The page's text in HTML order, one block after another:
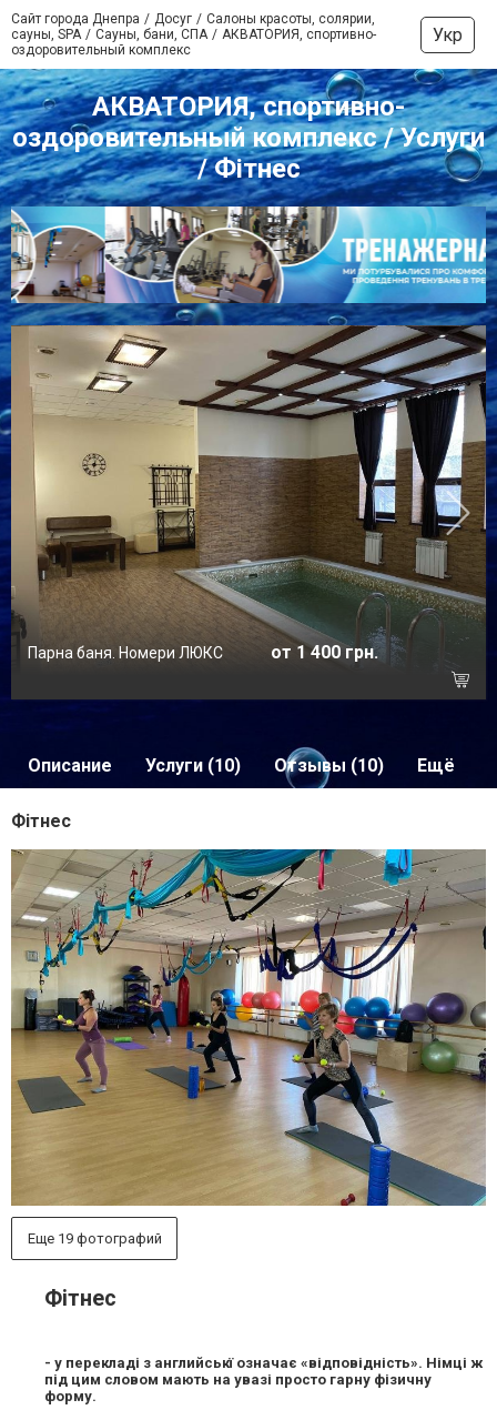
Сайт города Днепра Досуг
Салоны красоты, солярии,
сауны, SPA
Сауны, бани, СПА
АКВАТОРИЯ, спортивно-
оздоровительный комплекс
Укр
АКВАТОРИЯ, спортивно-
оздоровительный комплекс / Услуги
/ Фітнес
Парна баня. Номери ЛЮКС от 1 400 грн.
Описание Услуги (10) Отзывы (10) Ещё
Фітнес
Еще 19 фотографий
Фітнес
- у перекладі з английськї означає «відповідність». Німці ж
під цим словом мають на увазі просто гарну фізичну
форму.